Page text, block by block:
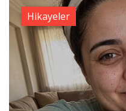
Hikayeler